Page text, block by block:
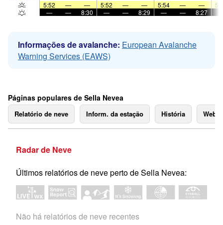
5:52
— — 5:52 — — 5:54 — —
—
— 8:30 — — 8:29 — — 8:27
Informações de avalanche: European Avalanche
Warning Services (EAWS)
Páginas populares de Sella Nevea
Relatório de neve Inform. da estação História
Radar de Neve
Últimos relatórios de neve perto de Sella Nevea:
Não há relatórios de neve recentes